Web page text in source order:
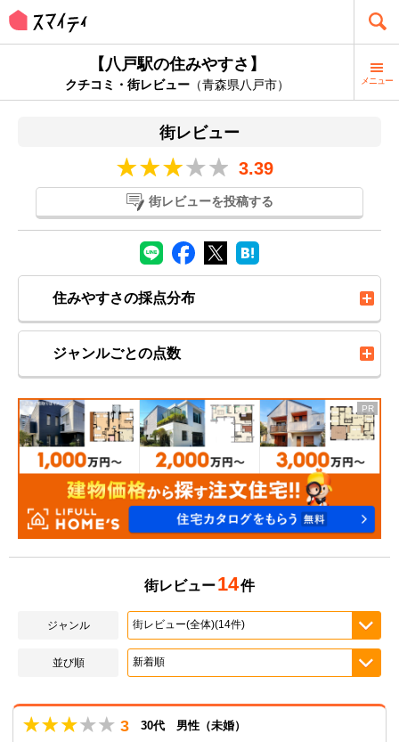
【八戸駅の住みやすさ】
クチコミ・街レビュー（青森県八戸市） メニュー
街レビュー
3.39
街レビューを投稿する
住みやすさの採点分布
ジャンルごとの点数
街レビュー14件
ジャンル
並び順
3 30代 男性（未婚）